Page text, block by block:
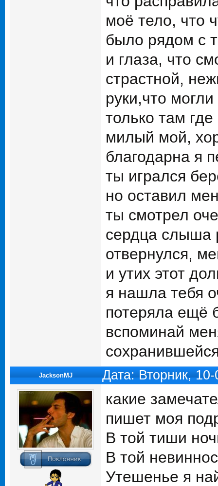
моё тело, что
было рядом с
и глаза, что
страстной,
руки,что
только там
милый мой,
благодарна я
ты игрался
но оставил
ты смотрел
сердца слыша
отвернулся,
и утих этот
я нашла тебя
потеряла ещё
вспоминай
JacksonMJ Дата: Вторник,
какие
пишет моя
В той тиши
В той
Утешенье я